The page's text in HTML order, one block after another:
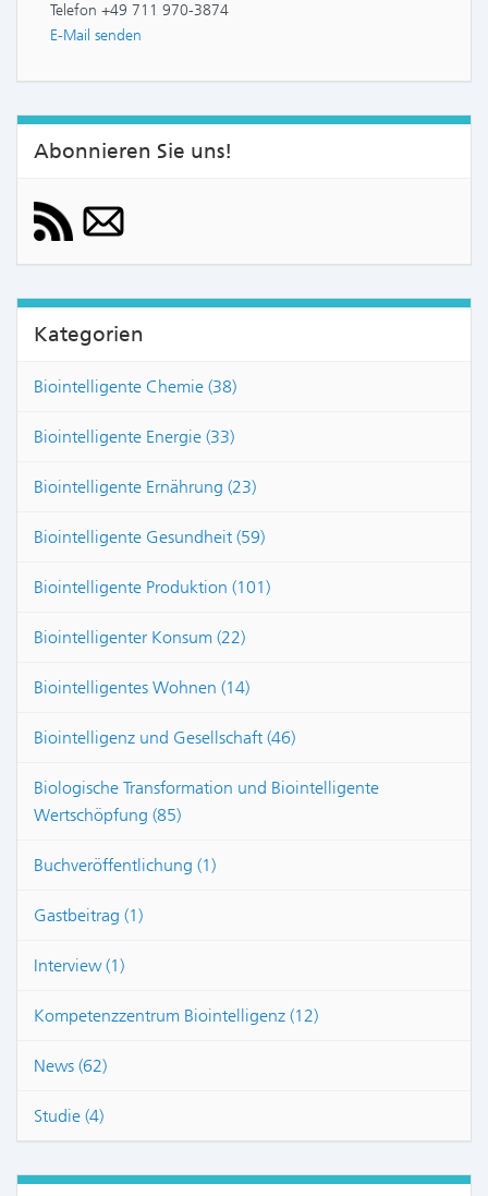
Telefon +49 711 970-3874
E-Mail senden
Abonnieren Sie uns!
Kategorien
Biointelligente Chemie (38)
Biointelligente Energie (33)
Biointelligente Ernährung (23)
Biointelligente Gesundheit (59)
Biointelligente Produktion (101)
Biointelligenter Konsum (22)
Biointelligentes Wohnen (14)
Biointelligenz und Gesellschaft (46)
Biologische Transformation und Biointelligente
Wertschöpfung (85)
Buchveröffentlichung (1)
Gastbeitrag (1)
Interview (1)
Kompetenzzentrum Biointelligenz (12)
News (62)
Studie (4)